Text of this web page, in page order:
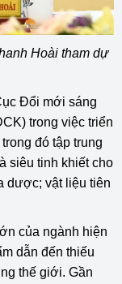
Hoài tham dự
Đổi mới sáng
trong việc triển
đó tập trung
siêu tinh khiết cho
dược; vật liệu tiên
của ngành hiện
dẫn đến thiếu
thế giới. Gần